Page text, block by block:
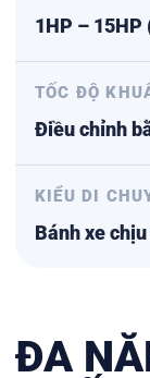
1HP – 15HP
TỐC ĐỘ
Điều chỉnh
KIỂU DI
Bánh xe
ĐA